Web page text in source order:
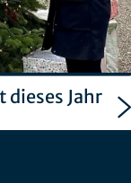
dieses Jahr